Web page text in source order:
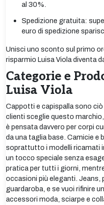
al 30%.
Spedizione gratuita:
euro di spedizione
Unisci uno sconto sul primo
risparmio Luisa Viola diventa
Categorie e
Luisa Viola
Cappotti e capispalla sono
clienti sceglie questo
è pensata davvero per corpi
da una taglia base. Camicie e
soprattutto i modelli ricamati
un tocco speciale senza
pratica per tutti i giorni,
occasioni più eleganti. Jeans,
guardaroba, e se vuoi rifinire
accessori moda, sciarpe e